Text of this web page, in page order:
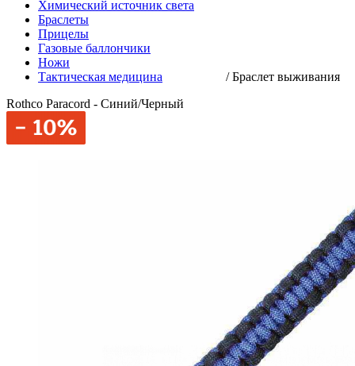
Химический источник света
Браслеты
Прицелы
Газовые баллончики
Ножи
Тактическая медицина
/Браслет выживания
Rothco Paracord - Синий/Черный